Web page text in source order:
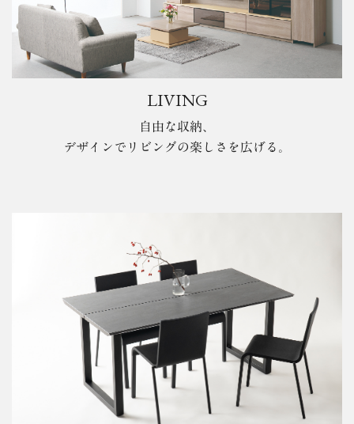
LIVING
自由な収納、
デザインでリビングの楽しさを広げる。